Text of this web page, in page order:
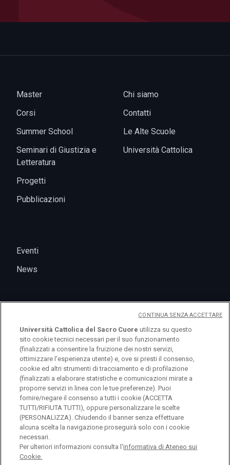
Master
Corsi
Summer School
Seminari di Giustizia e
Letteratura
Progetti
Pubblicazioni
Chi siamo
Contatti
Le Alte Scuole
Università Cattolica
Eventi
News
logo UC
© Università Cattolica del Sacro Cuore Largo A.
Gemelli 1, 20123 Milano PI 02133120150
Privacy
Università Cattolica del Sacro Cuore utilizza su questo
sito cookie tecnici necessari per il suo funzionamento
(finalizzati a consentire la fruizione dei nostri servizi,
ottimizzare l'esperienza utente) e, ove si presti il consenso,
cookie ed altri strumenti di tracciamento e di profilazione
(finalizzati a elaborare statistiche e comunicazioni mirate a
proporre servizi in linea con le tue preferenze). Puoi
fornire/negare il consenso a tutti i cookie (ACCETTA
TUTTI/RIFIUTA TUTTI), oppure personalizzare le scelte
(PERSONALIZZA). Chiudendo il banner senza effettuare
alcuna scelta la navigazione proseguirà solo con i cookie
necessari.
Per ulteriori informazioni consulta l'informativa di Ateneo sui
Cookie.
CONTINUA SENZA ACCETTARE